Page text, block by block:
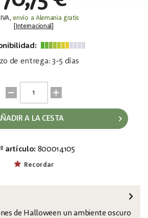
IVA,envío a Alemania gratis
Internacional]
de entrega: 3-5 días
A LA CESTA
artículo: 800014105
Recordar
de Halloween un ambiente oscuro